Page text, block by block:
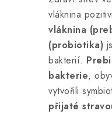
vláknina
vláknina
(probiotika)
bakterií.
bakterie,
vytvořili
přijaté